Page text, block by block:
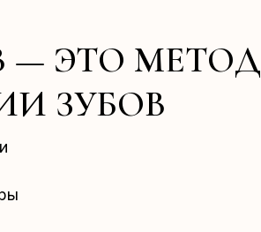
ЭТО МЕТОД
ЗУБОВ